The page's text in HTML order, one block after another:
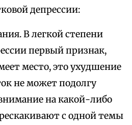
депрессии:
В легкой степени
первый признак,
место, это ухудшение
не может подолгу
на какой-либо
с одной темы